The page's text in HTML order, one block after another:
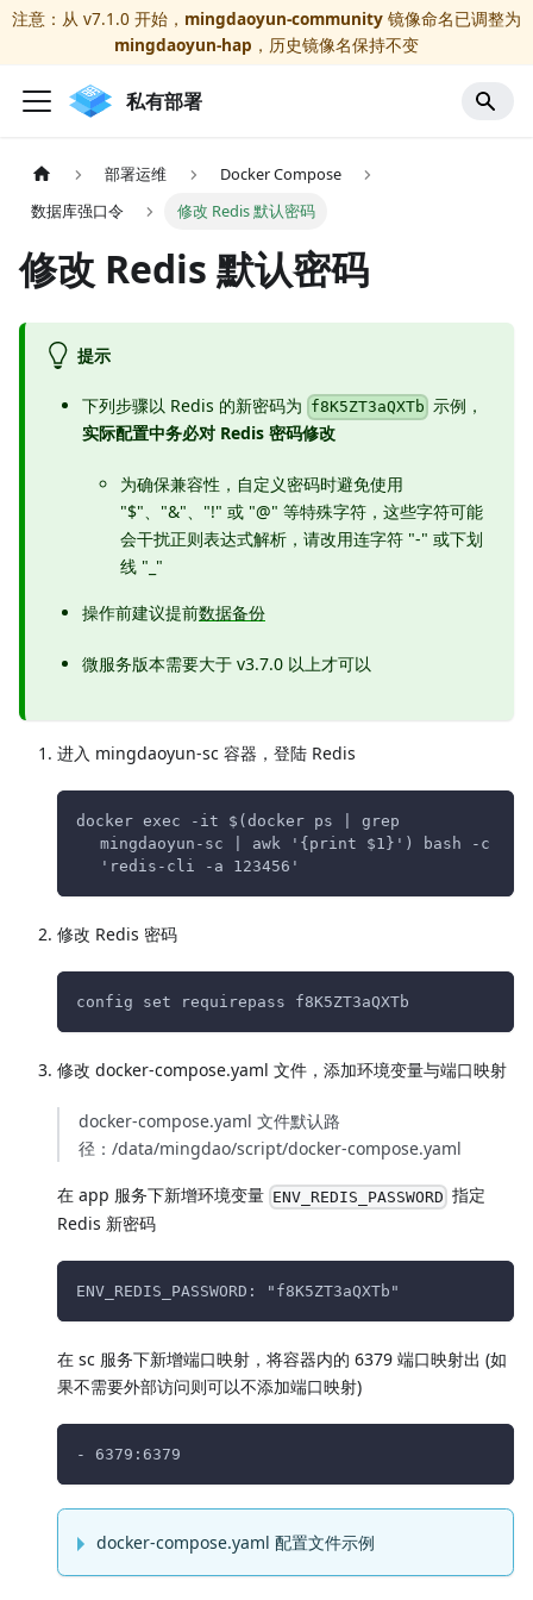
注意：从 v7.1.0 开始， mingdaoyun-community 镜像命名已调整为
mingdaoyun-hap ，历史镜像名保持不变
私有部署
部署运维
Docker Compose
数据库强口令
修改 Redis 默认密码
修改 Redis 默认密码
提示
下列步骤以 Redis 的新密码为 f8K5ZT3aQXTb 示例，
实际配置中务必对 Redis 密码修改
为确保兼容性，自定义密码时避免使用
"$"、"&"、"!" 或 "@" 等特殊字符，这些字符可能
会干扰正则表达式解析，请改用连字符 "-" 或下划
线 "_"
操作前建议提前数据备份
微服务版本需要大于 v3.7.0 以上才可以
进入 mingdaoyun-sc 容器，登陆 Redis
docker exec -it $(docker ps | grep
mingdaoyun-sc | awk '{print $1}') bash -c
'redis-cli -a 123456'
修改 Redis 密码
config set requirepass f8K5ZT3aQXTb
修改 docker-compose.yaml 文件，添加环境变量与端口映射
docker-compose.yaml 文件默认路
径：/data/mingdao/script/docker-compose.yaml
在 app 服务下新增环境变量 ENV_REDIS_PASSWORD 指定
Redis 新密码
ENV_REDIS_PASSWORD: "f8K5ZT3aQXTb"
在 sc 服务下新增端口映射，将容器内的 6379 端口映射出 (如
果不需要外部访问则可以不添加端口映射)
- 6379:6379
docker-compose.yaml 配置文件示例